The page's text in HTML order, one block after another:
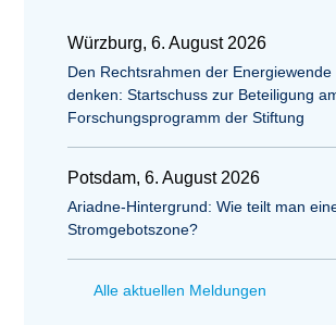
Würzburg, 6. August 2026
Den Rechtsrahmen der Energiewende
denken: Startschuss zur Beteiligung
Forschungsprogramm der Stiftung
Potsdam, 6. August 2026
Ariadne-Hintergrund: Wie teilt man
Stromgebotszone?
Alle aktuellen Meldungen